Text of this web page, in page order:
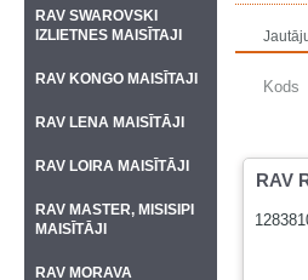
Kods
RAV
RAV SWAROVSKI
IZLIETNES MAISĪTAJI
RAV KONGO MAISĪTAJI
RAV LENA MAISĪTĀJI
RAV LOIRA MAISĪTĀJI
RAV MASTER, MISISIPI
MAISĪTĀJI
RAV MORAVA